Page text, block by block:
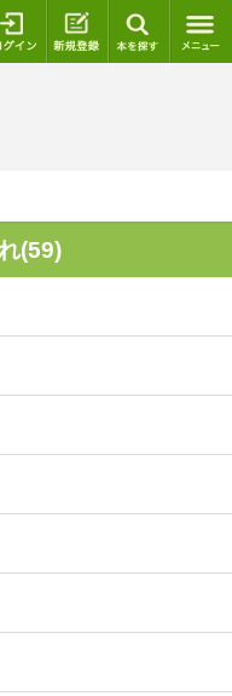
ログイン 新規登録
(59)